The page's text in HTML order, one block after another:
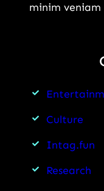
minim veniam
Culture
Intag.fun
Research